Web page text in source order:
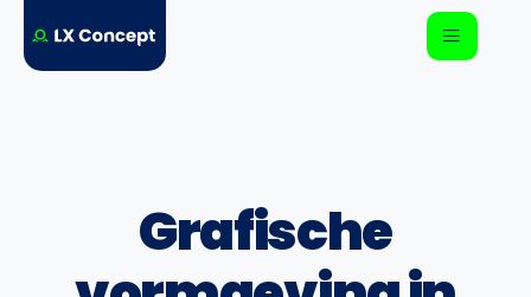
Grafische